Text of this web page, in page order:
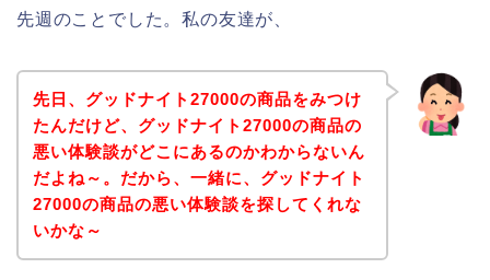
先週のことでした。私の友達が、
先日、グッドナイト27000の商品をみつけ
たんだけど、グッドナイト27000の商品の
悪い体験談がどこにあるのかわからないん
だよね～。だから、一緒に、グッドナイト
27000の商品の悪い体験談を探してくれな
いかな～